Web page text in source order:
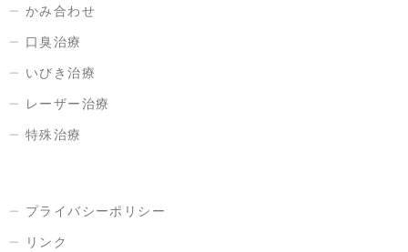
かみ合わせ
口臭治療
いびき治療
レーザー治療
特殊治療
プライバシーポリシー
リンク